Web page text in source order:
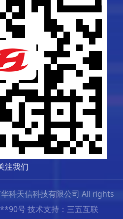
注我们
科天信科技有限公司 All rights
号 技术支持：三五互联